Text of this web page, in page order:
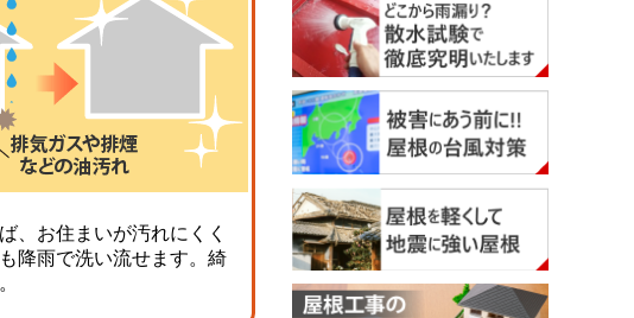
、お住まいが汚れにくく
降雨で洗い流せます。綺